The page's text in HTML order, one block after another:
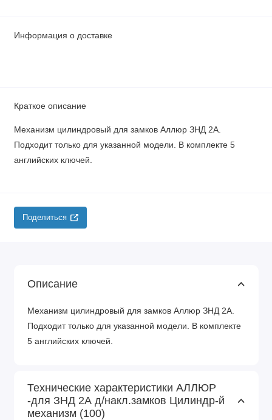
Информация о доставке
Краткое описание
Механизм цилиндровый для замков Аллюр ЗНД 2А.
Подходит только для указанной модели. В комплекте 5
английских ключей.
Поделиться
Описание
Механизм цилиндровый для замков Аллюр ЗНД 2А.
Подходит только для указанной модели. В комплекте
5 английских ключей.
Технические характеристики АЛЛЮР
-для ЗНД 2А д/накл.замков Цилиндр-й
механизм (100)